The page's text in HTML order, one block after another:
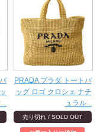
...
PRADA プラダ トートバ
ッグ ロゴ クロシェ ナチ
ュラル...
売り切れ / SOLD OUT